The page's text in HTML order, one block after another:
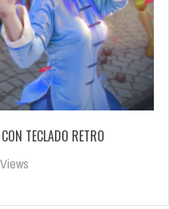
TECLADO RETRO